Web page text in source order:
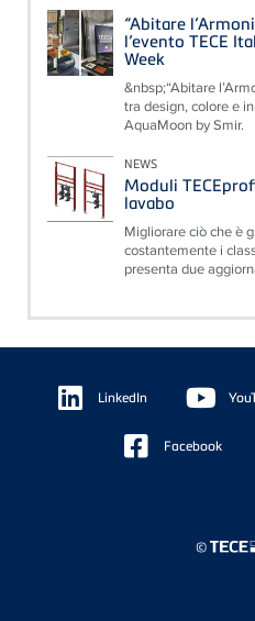
“Abitare
l’evento TECE
Week
&nbsp;“Abitare
tra design, colore e
AquaMoon by Smir.
NEWS
Moduli
lavabo
Migliorare ciò che è
costantemente i
presenta due
Floating
Sidebar LinkedIn
Facebook
©